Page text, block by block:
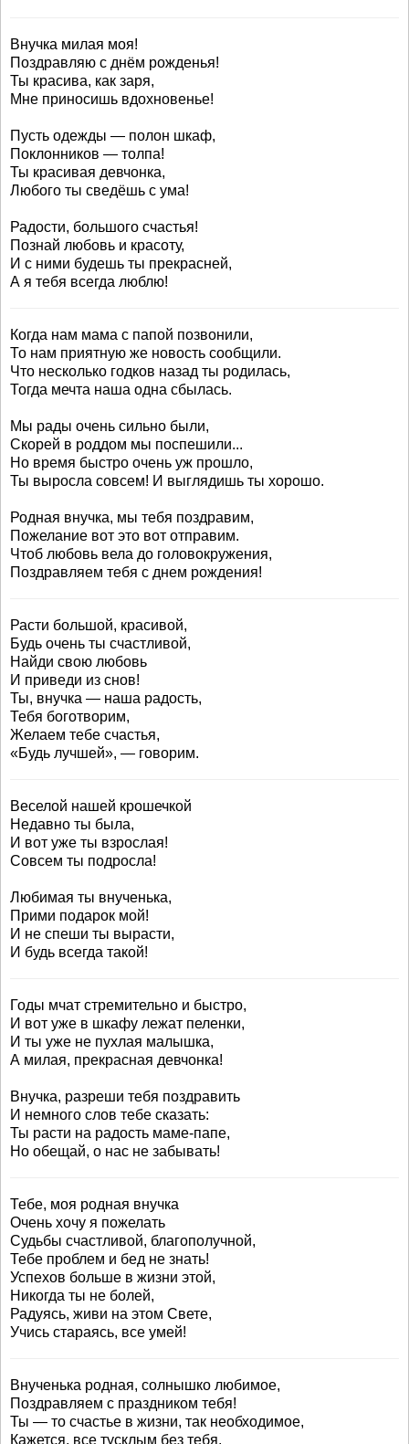
Внучка милая моя!
Поздравляю с днём рожденья!
Ты красива, как заря,
Мне приносишь вдохновенье!
Пусть одежды — полон шкаф,
Поклонников — толпа!
Ты красивая девчонка,
Любого ты сведёшь с ума!
Радости, большого счастья!
Познай любовь и красоту,
И с ними будешь ты прекрасней,
А я тебя всегда люблю!
Когда нам мама с папой позвонили,
То нам приятную же новость сообщили.
Что несколько годков назад ты родилась,
Тогда мечта наша одна сбылась.
Мы рады очень сильно были,
Скорей в роддом мы поспешили...
Но время быстро очень уж прошло,
Ты выросла совсем! И выглядишь ты хорошо.
Родная внучка, мы тебя поздравим,
Пожелание вот это вот отправим.
Чтоб любовь вела до головокружения,
Поздравляем тебя с днем рождения!
Расти большой, красивой,
Будь очень ты счастливой,
Найди свою любовь
И приведи из снов!
Ты, внучка — наша радость,
Тебя боготворим,
Желаем тебе счастья,
«Будь лучшей», — говорим.
Веселой нашей крошечкой
Недавно ты была,
И вот уже ты взрослая!
Совсем ты подросла!
Любимая ты внученька,
Прими подарок мой!
И не спеши ты вырасти,
И будь всегда такой!
Годы мчат стремительно и быстро,
И вот уже в шкафу лежат пеленки,
И ты уже не пухлая малышка,
А милая, прекрасная девчонка!
Внучка, разреши тебя поздравить
И немного слов тебе сказать:
Ты расти на радость маме-папе,
Но обещай, о нас не забывать!
Тебе, моя родная внучка
Очень хочу я пожелать
Судьбы счастливой, благополучной,
Тебе проблем и бед не знать!
Успехов больше в жизни этой,
Никогда ты не болей,
Радуясь, живи на этом Свете,
Учись стараясь, все умей!
Внученька родная, солнышко любимое,
Поздравляем с праздником тебя!
Ты — то счастье в жизни, так необходимое,
Кажется, все тусклым без тебя.